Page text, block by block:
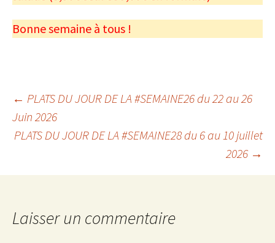
Bonne semaine à tous !
Navigation
des
articles
← PLATS DU JOUR DE LA #SEMAINE26 du 22 au 26
Juin 2026
PLATS DU JOUR DE LA #SEMAINE28 du 6 au 10 juillet
2026 →
Laisser un commentaire